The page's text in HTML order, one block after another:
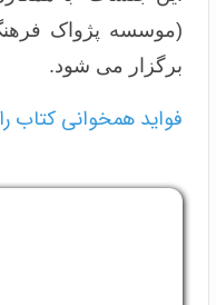
(موسسه پژواک
برگزار می شود.
فواید همخوانی کتاب